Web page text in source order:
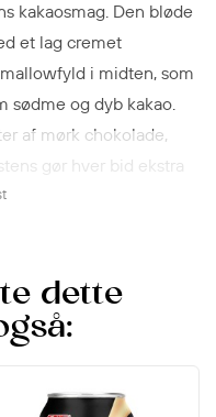
kakaosmag. Den bløde
et lag cremet
i midten, som
sødme og dyb kakao.
af mørk chokolade,
gør hver bid ekstra
som en lille dessert,
af både børn og
indpakkede
på farten.
dette